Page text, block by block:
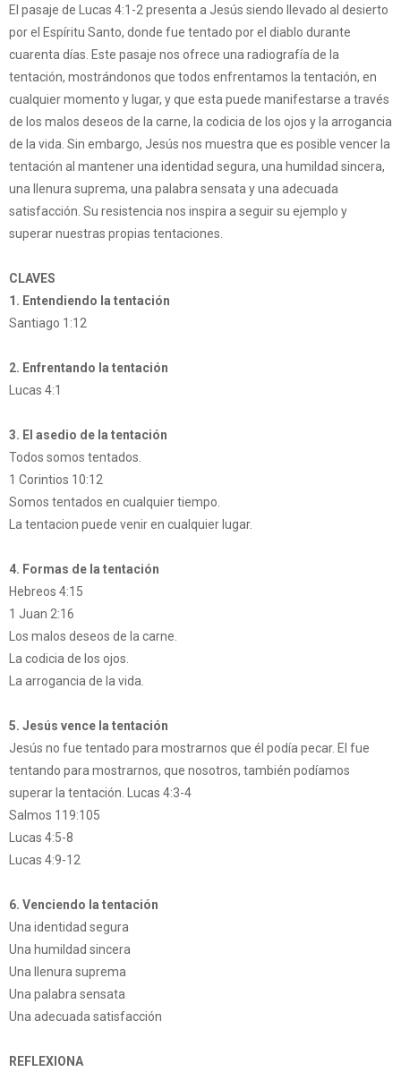
El pasaje de Lucas 4:1-2 presenta a Jesús siendo llevado al desierto
por el Espíritu Santo, donde fue tentado por el diablo durante
cuarenta días. Este pasaje nos ofrece una radiografía de la
tentación, mostrándonos que todos enfrentamos la tentación, en
cualquier momento y lugar, y que esta puede manifestarse a través
de los malos deseos de la carne, la codicia de los ojos y la arrogancia
de la vida. Sin embargo, Jesús nos muestra que es posible vencer la
tentación al mantener una identidad segura, una humildad sincera,
una llenura suprema, una palabra sensata y una adecuada
satisfacción. Su resistencia nos inspira a seguir su ejemplo y
superar nuestras propias tentaciones.
CLAVES
1. Entendiendo la tentación
Santiago 1:12
2. Enfrentando la tentación
Lucas 4:1
3. El asedio de la tentación
Todos somos tentados.
1 Corintios 10:12
Somos tentados en cualquier tiempo.
La tentacion puede venir en cualquier lugar.
4. Formas de la tentación
Hebreos 4:15
1 Juan 2:16
Los malos deseos de la carne.
La codicia de los ojos.
La arrogancia de la vida.
5. Jesús vence la tentación
Jesús no fue tentado para mostrarnos que él podía pecar. El fue
tentando para mostrarnos, que nosotros, también podíamos
superar la tentación. Lucas 4:3-4
Salmos 119:105
Lucas 4:5-8
Lucas 4:9-12
6. Venciendo la tentación
Una identidad segura
Una humildad sincera
Una llenura suprema
Una palabra sensata
Una adecuada satisfacción
REFLEXIONA